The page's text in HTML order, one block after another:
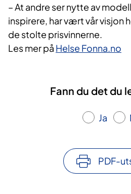
– At andre ser nytte av
inspirere, har vært vår visjon
de stolte prisvinnerne.
Les mer på Helse Fonna.no
Fann du det du
Ja
PDF-